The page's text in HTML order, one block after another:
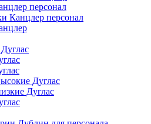
персонал
Канцлер персонал
Дуглас
Дуглас